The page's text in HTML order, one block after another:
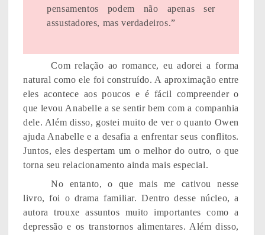
pensamentos podem não apenas ser
assustadores, mas verdadeiros.”
Com relação ao romance, eu adorei a forma
natural como ele foi construído. A aproximação entre
eles acontece aos poucos e é fácil compreender o
que levou Anabelle a se sentir bem com a companhia
dele. Além disso, gostei muito de ver o quanto Owen
ajuda Anabelle e a desafia a enfrentar seus conflitos.
Juntos, eles despertam um o melhor do outro, o que
torna seu relacionamento ainda mais especial.
No entanto, o que mais me cativou nesse
livro, foi o drama familiar. Dentro desse núcleo, a
autora trouxe assuntos muito importantes como a
depressão e os transtornos alimentares. Além disso,